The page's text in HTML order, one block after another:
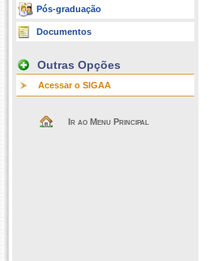
Pós-graduação
Documentos
Outras Opções
Acessar o SIGAA
Ir ao Menu Principal